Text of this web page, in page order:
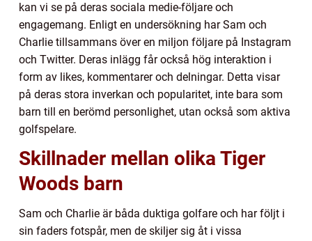
kan vi se på deras sociala medie-följare och
engagemang. Enligt en undersökning har Sam och
Charlie tillsammans över en miljon följare på Instagram
och Twitter. Deras inlägg får också hög interaktion i
form av likes, kommentarer och delningar. Detta visar
på deras stora inverkan och popularitet, inte bara som
barn till en berömd personlighet, utan också som aktiva
golfspelare.
Skillnader mellan olika Tiger
Woods barn
Sam och Charlie är båda duktiga golfare och har följt i
sin faders fotspår, men de skiljer sig åt i vissa